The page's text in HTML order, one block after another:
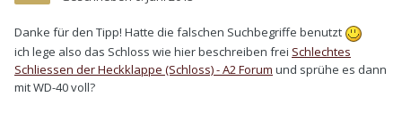
Danke für den Tipp! Hatte die falschen Suchbegriffe benutzt
ich lege also das Schloss wie hier beschreiben frei Schlechtes
Schliessen der Heckklappe (Schloss) - A2 Forum und sprühe es dann
mit WD-40 voll?